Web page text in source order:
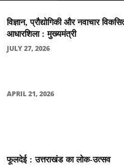
विज्ञान, प्रौद्योगिकी और नवाचार
आधारशिला : मुख्यमंत्री
JULY 27, 2026
APRIL 21, 2026
फूलदेई : उत्तराखंड का लोक-उत्सव